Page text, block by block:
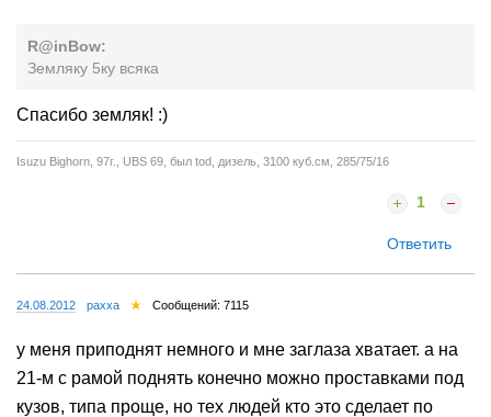
R@inBow:
Земляку 5ку всяка
Спасибо земляк! :)
Isuzu Bighorn, 97г., UBS 69, был tod, дизель, 3100 куб.см, 285/75/16
1
Ответить
24.08.2012 paxxa Сообщений: 7115
у меня приподнят немного и мне заглаза хватает. а на
21-м с рамой поднять конечно можно проставками под
кузов, типа проще, но тех людей кто это сделает по